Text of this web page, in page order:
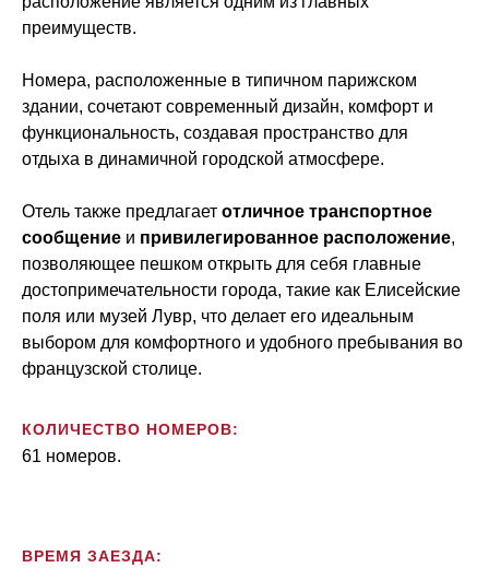
преимуществ.
Номера, расположенные в типичном парижском
здании, сочетают современный дизайн, комфорт и
функциональность, создавая пространство для
отдыха в динамичной городской атмосфере.
Отель также предлагает отличное транспортное
сообщение и привилегированное расположение,
позволяющее пешком открыть для себя главные
достопримечательности города, такие как Елисейские
поля или музей Лувр, что делает его идеальным
выбором для комфортного и удобного пребывания во
французской столице.
КОЛИЧЕСТВО НОМЕРОВ:
61 номеров.
ВРЕМЯ ЗАЕЗДА: